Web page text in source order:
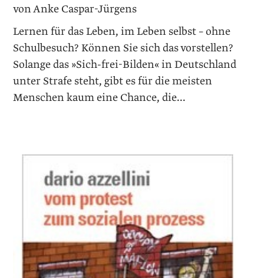
von Anke Caspar-Jürgens
Lernen für das Leben, im Leben selbst – ohne
Schulbesuch? Können Sie sich das vorstellen?
Solange das »Sich-frei-Bilden« in Deutschland
unter Strafe steht, gibt es für die meisten
Menschen kaum eine Chance, die...